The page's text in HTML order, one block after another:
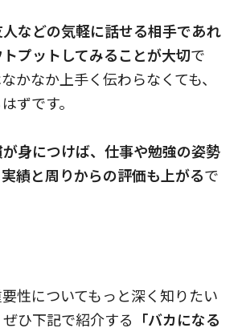
などの気軽に話せる相手であれ
プットしてみることが大切で
かなか上手く伝わらなくても、
ずです。
身につけば、仕事や勉強の姿勢
績と周りからの評価も上がるで
性についてもっと深く知りたい
ひ下記で紹介する 「バカになる